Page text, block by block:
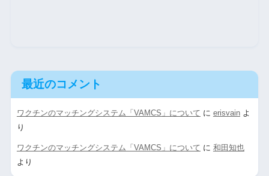
最近のコメント
ワクチンのマッチングシステム「VAMCS」について に erisvainよ
り
ワクチンのマッチングシステム「VAMCS」について に 和田知也
より